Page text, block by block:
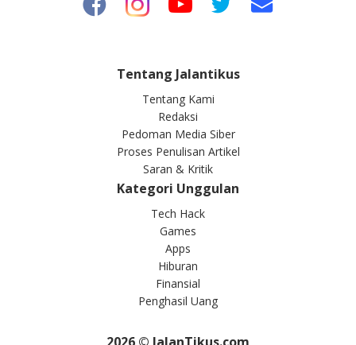
Tentang Jalantikus
Tentang Kami
Redaksi
Pedoman Media Siber
Proses Penulisan Artikel
Saran & Kritik
Kategori Unggulan
Tech Hack
Games
Apps
Hiburan
Finansial
Penghasil Uang